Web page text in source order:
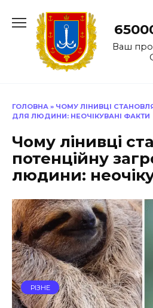
до
Ваш
ГОЛОВНА » ЧОМУ ЛІНИВЦІ
ДЛЯ ЛЮДИНИ: НЕОЧІКУВАНІ ФАКТИ
Чому лінивці
потенційну
людини:
РІЗНЕ